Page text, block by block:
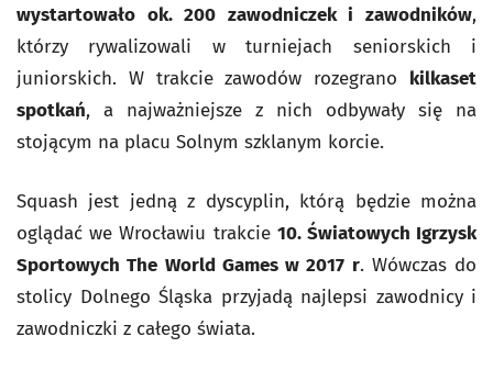
wystartowało ok. 200 zawodniczek i zawodników,
którzy rywalizowali w turniejach seniorskich i
juniorskich. W trakcie zawodów rozegrano kilkaset
spotkań, a najważniejsze z nich odbywały się na
stojącym na placu Solnym szklanym korcie.
Squash jest jedną z dyscyplin, którą będzie można
oglądać we Wrocławiu trakcie 10. Światowych Igrzysk
Sportowych The World Games w 2017 r. Wówczas do
stolicy Dolnego Śląska przyjadą najlepsi zawodnicy i
zawodniczki z całego świata.